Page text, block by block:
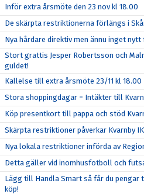
Inför extra årsmöte den 23 nov kl 18.00
De skärpta restriktionerna förlängs i
Nya hårdare direktiv men ännu inget
Stort grattis Jesper Robertsson och
guldet!
Kallelse till extra årsmöte 23/11 kl 18.00
Stora shoppingdagar = Intäkter till
Köp presentkort till pappa och stöd
Skärpta restriktioner påverkar Kvarnby IK
Nya lokala restriktioner införda av
Detta gäller vid inomhusfotboll och
Lägg till Handla Smart så får du pengar
köp!